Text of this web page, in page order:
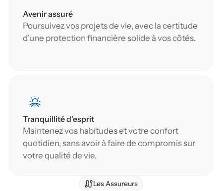
Avenir assuré
Poursuivez vos projets de vie, avec la certitude
d'une protection financière solide à vos côtés.
Tranquillité d'esprit
Maintenez vos habitudes et votre confort
quotidien, sans avoir à faire de compromis sur
votre qualité de vie.
Les Assureurs